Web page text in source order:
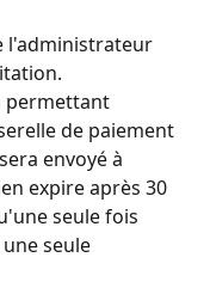
l'administrateur
permettant
de paiement
envoyé à
expire après 30
seule fois
seule